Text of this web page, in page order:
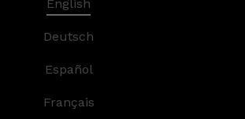
English
Deutsch
Español
Français